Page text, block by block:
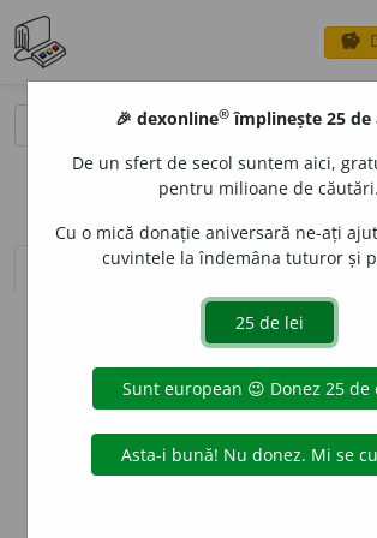
savings
sinteza definițiilor (1) definiții (10)
info
Aceste definiții sunt
echipa dexonline.
originale se află pe fila
preferințe
🎉 dexonline® împlinește 25 de
De un sfert de secol suntem aici,
pentru milioane de căutări.
Cu o mică donație aniversară ne-ați
cuvintele la îndemâna tuturor și